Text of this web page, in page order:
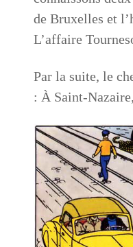
de Bruxelles et
L’affaire
Par la suite, le
: À Saint-